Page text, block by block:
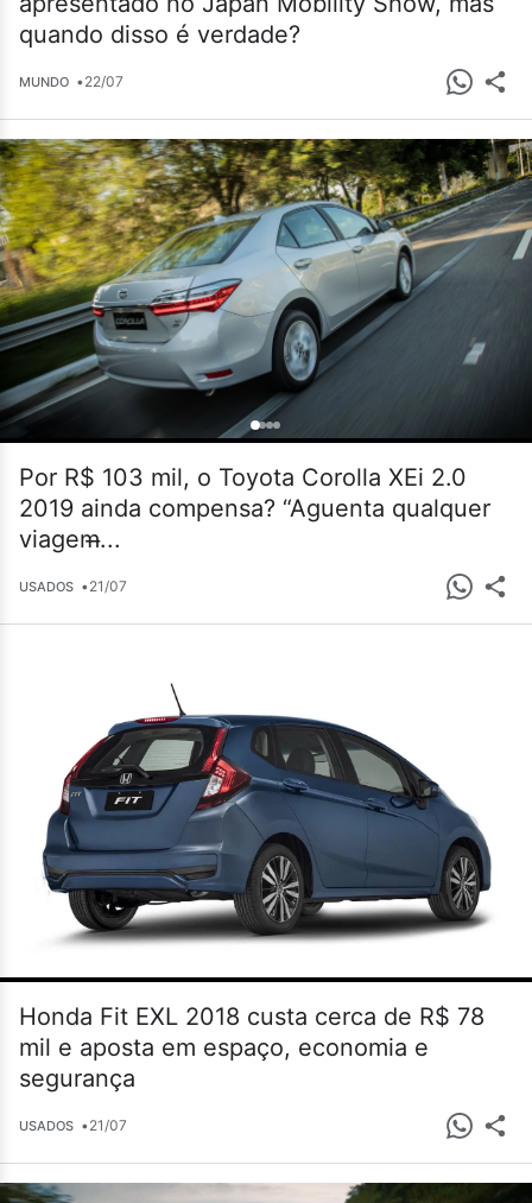
quando disso é verdade?
MUNDO •22/07
Por R$ 103 mil, o Toyota Corolla XEi 2.0
2019 ainda compensa? “Aguenta qualquer
viagem̶...
USADOS •21/07
Honda Fit EXL 2018 custa cerca de R$ 78
mil e aposta em espaço, economia e
segurança
USADOS •21/07